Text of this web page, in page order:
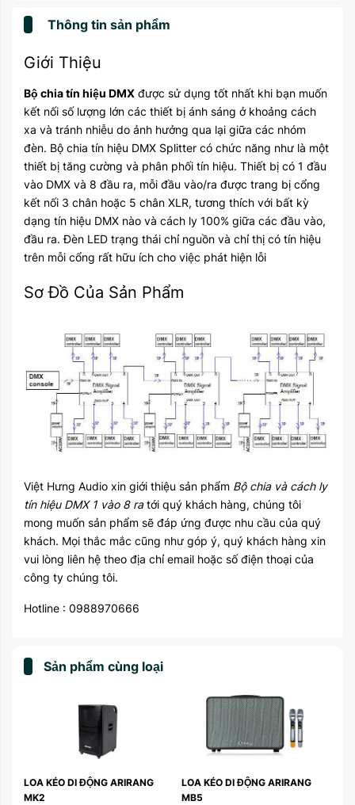
Thông tin sản phẩm
Giới Thiệu
Bộ chia tín hiệu DMX được sử dụng tốt nhất khi bạn muốn
kết nối số lượng lớn các thiết bị ánh sáng ở khoảng cách
xa và tránh nhiễu do ảnh hưởng qua lại giữa các nhóm
đèn. Bộ chia tín hiệu DMX Splitter có chức năng như là một
thiết bị tăng cường và phân phối tín hiệu. Thiết bị có 1 đầu
vào DMX và 8 đầu ra, mỗi đầu vào/ra được trang bị cổng
kết nối 3 chân hoặc 5 chân XLR, tương thích với bất kỳ
dạng tín hiệu DMX nào và cách ly 100% giữa các đầu vào,
đầu ra. Đèn LED trạng thái chỉ nguồn và chỉ thị có tín hiệu
trên mỗi cổng rất hữu ích cho việc phát hiện lỗi
Sơ Đồ Của Sản Phẩm
Việt Hưng Audio xin giới thiệu sản phẩm Bộ chia và cách ly
tín hiệu DMX 1 vào 8 ratới quý khách hàng, chúng tôi
mong muốn sản phẩm sẽ đáp ứng được nhu cầu của quý
khách. Mọi thắc mắc cũng như góp ý, quý khách hàng xin
vui lòng liên hệ theo địa chỉ email hoặc số điện thoại của
công ty chúng tôi.
Hotline : 0988970666
Sản phẩm cùng loại
LOA KÉO DI ĐỘNG ARIRANG
MK2
LOA KÉO DI ĐỘNG ARIRANG
MB5